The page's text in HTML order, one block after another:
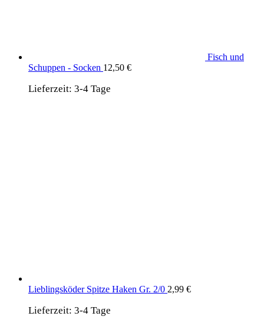
Fisch und
Schuppen - Socken 12,50 €
Lieferzeit: 3-4 Tage
Lieblingsköder Spitze Haken Gr. 2/0 2,99 €
Lieferzeit: 3-4 Tage